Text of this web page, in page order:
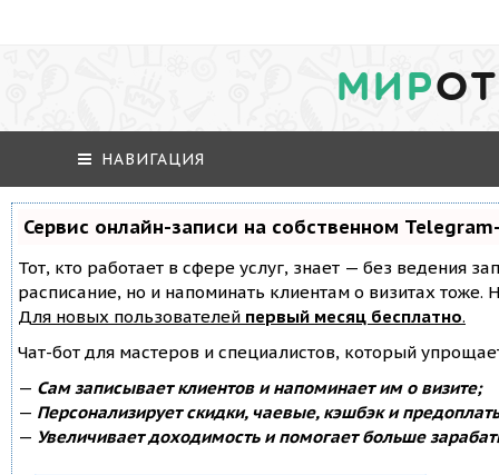
МИР
НАВИГАЦИЯ
Сервис онлайн-записи на собственном
Тот, кто работает в сфере услуг, знает — без ведения
расписание, но и напоминать клиентам о визитах
Для новых пользователей первый месяц бесплатно.
Чат-бот для мастеров и специалистов, который
— Сам записывает клиентов и напоминает им о визите;
— Персонализирует скидки, чаевые, кэшбэк и
— Увеличивает доходимость и помогает больше